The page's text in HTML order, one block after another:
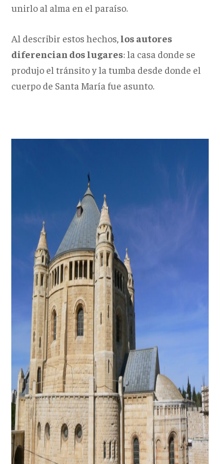
unirlo al alma en el paraíso.
Al describir estos hechos, los autores
diferencian dos lugares: la casa donde se
produjo el tránsito y la tumba desde donde el
cuerpo de Santa María fue asunto.